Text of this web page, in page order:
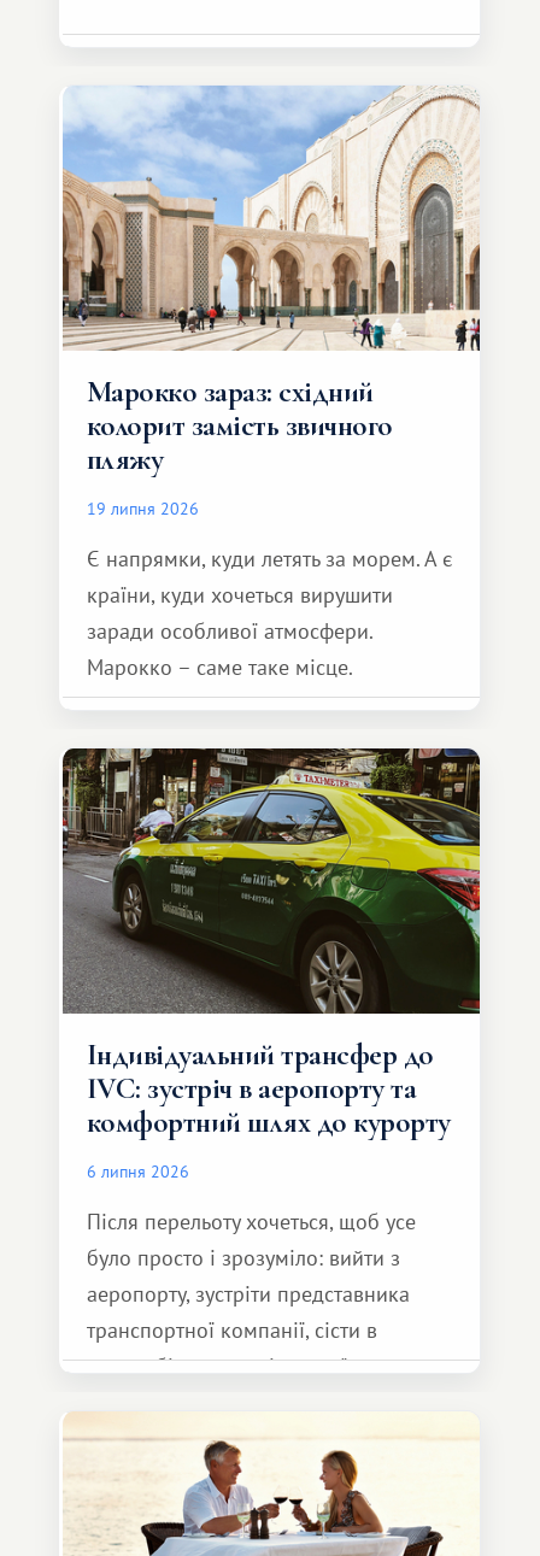
Марокко зараз: східний
колорит замість звичного
пляжу
19 липня 2026
Є напрямки, куди летять за морем. А є
країни, куди хочеться вирушити
заради особливої ​​атмосфери.
Марокко – саме таке місце.
Індивідуальний трансфер до
IVC: зустріч в аеропорту та
комфортний шлях до курорту
6 липня 2026
Після перельоту хочеться, щоб усе
було просто і зрозуміло: вийти з
аеропорту, зустріти представника
транспортної компанії, сісти в
автомобіль та спокійно доїхати до